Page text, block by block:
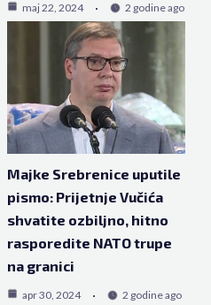
maj 22, 2024 2 godine ago
Majke Srebrenice uputile
pismo: Prijetnje Vučića
shvatite ozbiljno, hitno
rasporedite NATO trupe
na granici
apr 30, 2024 2 godine ago